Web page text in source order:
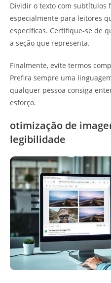
Dividir o texto com subtítulos
especialmente para leitores
específicas. Certifique-se de
a seção que representa.
Finalmente, evite termos
Prefira sempre uma
qualquer pessoa consiga
esforço.
otimização de
legibilidade